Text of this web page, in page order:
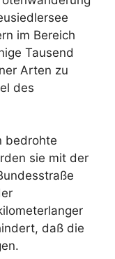
im Bereich
Tausend
Arten zu
des
bedrohte
sie mit der
daß die